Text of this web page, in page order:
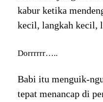
kabur ketika
kecil, langkah kecil,
Dorrrrrr…..
Babi itu menguik-
tepat menancap di